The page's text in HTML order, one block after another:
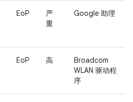
EoP
严
重
Google 助理
EoP 高
Broadcom
WLAN 驱动程
序